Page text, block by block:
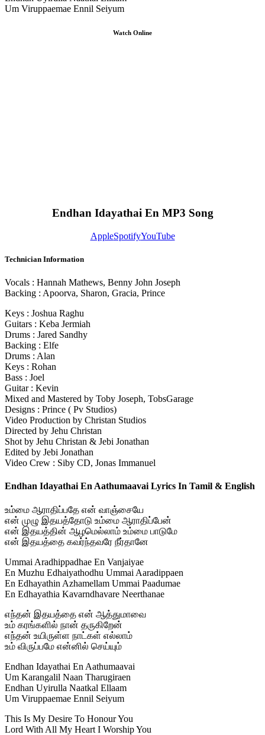
Um Viruppaemae Ennil Seiyum
Watch Online
Endhan Idayathai En MP3 Song
AppleSpotifyYouTube
Technician Information
Vocals : Hannah Mathews, Benny John Joseph
Backing : Apoorva, Sharon, Gracia, Prince
Keys : Joshua Raghu
Guitars : Keba Jermiah
Drums : Jared Sandhy
Backing : Elfe
Drums : Alan
Keys : Rohan
Bass : Joel
Guitar : Kevin
Mixed and Mastered by Toby Joseph, TobsGarage
Designs : Prince ( Pv Studios)
Video Production by Christan Studios
Directed by Jehu Christan
Shot by Jehu Christan & Jebi Jonathan
Edited by Jebi Jonathan
Video Crew : Siby CD, Jonas Immanuel
Endhan Idayathai En Aathumaavai Lyrics In Tamil & English
உம்மை ஆராதிப்பதே என் வாஞ்சையே
என் முழு இதயத்தோடு உம்மை ஆராதிப்பேன்
என் இதயத்தின் ஆழமெல்லாம் உம்மை பாடுமே
என் இதயத்தை கவர்ந்தவரே நீர்தானே
Ummai Aradhippadhae En Vanjaiyae
En Muzhu Edhaiyathodhu Ummai Aaradippaen
En Edhayathin Azhamellam Ummai Paadumae
En Edhayathia Kavarndhavare Neerthanae
எந்தன் இதயத்தை என் ஆத்துமாவை
உம் கரங்களில் நான் தருகிறேன்
எந்தன் உயிருள்ள நாட்கள் எல்லாம்
உம் விருப்பமே என்னில் செய்யும்
Endhan Idayathai En Aathumaavai
Um Karangalil Naan Tharugiraen
Endhan Uyirulla Naatkal Ellaam
Um Viruppaemae Ennil Seiyum
This Is My Desire To Honour You
Lord With All My Heart I Worship You